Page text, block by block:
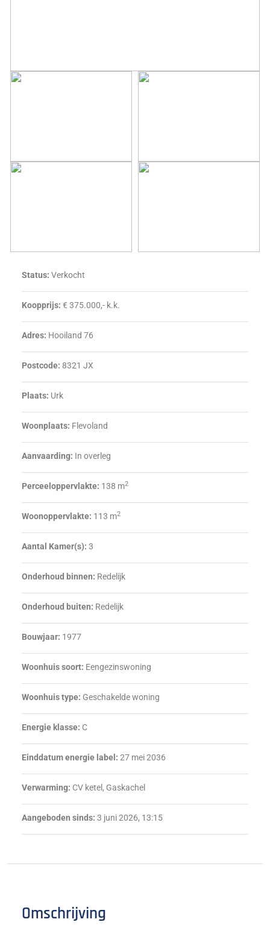
Status: Verkocht
Koopprijs: € 375.000,- k.k.
Adres: Hooiland 76
Postcode: 8321 JX
Plaats: Urk
Woonplaats: Flevoland
Aanvaarding: In overleg
Perceeloppervlakte: 138 m2
Woonoppervlakte: 113 m2
Aantal Kamer(s): 3
Onderhoud binnen: Redelijk
Onderhoud buiten: Redelijk
Bouwjaar: 1977
Woonhuis soort: Eengezinswoning
Woonhuis type: Geschakelde woning
Energie klasse: C
Einddatum energie label: 27 mei 2036
Verwarming: CV ketel, Gaskachel
Aangeboden sinds: 3 juni 2026, 13:15
Omschrijving